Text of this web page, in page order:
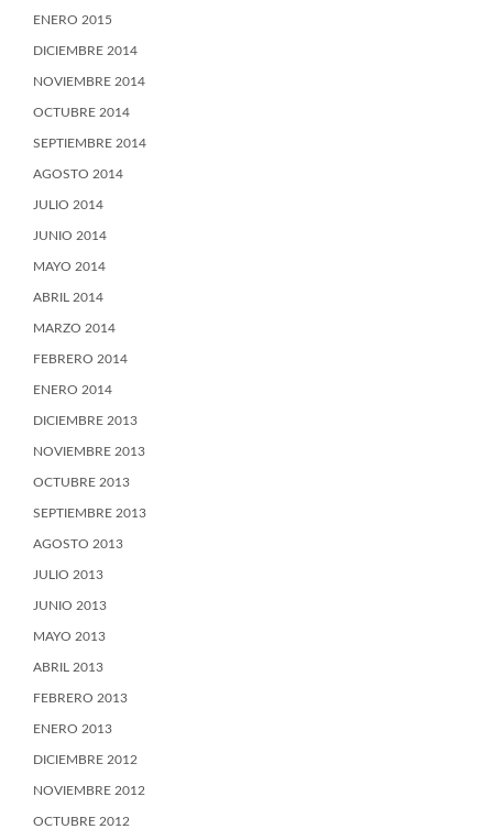
ENERO 2015
DICIEMBRE 2014
NOVIEMBRE 2014
OCTUBRE 2014
SEPTIEMBRE 2014
AGOSTO 2014
JULIO 2014
JUNIO 2014
MAYO 2014
ABRIL 2014
MARZO 2014
FEBRERO 2014
ENERO 2014
DICIEMBRE 2013
NOVIEMBRE 2013
OCTUBRE 2013
SEPTIEMBRE 2013
AGOSTO 2013
JULIO 2013
JUNIO 2013
MAYO 2013
ABRIL 2013
FEBRERO 2013
ENERO 2013
DICIEMBRE 2012
NOVIEMBRE 2012
OCTUBRE 2012